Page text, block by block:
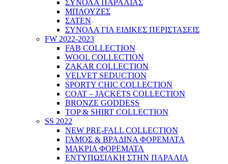
ΣΥΝΟΛΑ ΠΑΡΑΛΙΑΣ
ΜΠΛΟΥΖΕΣ
ΣΑΤΕΝ
ΣΥΝΟΛΑ ΓΙΑ ΕΙΔΙΚΕΣ ΠΕΡΙΣΤΑΣΕΙΣ
FW 2022-2023
FAB COLLECTION
WOOL COLLECTION
ZAKAR COLLECTION
VELVET SEDUCTION
SPORTY CHIC COLLECTION
COAT – JACKETS COLLECTION
BRONZE GODDESS
TOP & SHIRT COLLECTION
SS 2022
NEW PRE-FALL COLLECTION
ΓΑΜΟΣ & ΒΡΑΔΙΝΑ ΦΟΡΕΜΑΤΑ
ΜΑΚΡΙΑ ΦΟΡΕΜΑΤΑ
ΕΝΤΥΠΩΣΙΑΚΗ ΣΤΗΝ ΠΑΡΑΛΙΑ